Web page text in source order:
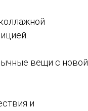
вещи с новой
и